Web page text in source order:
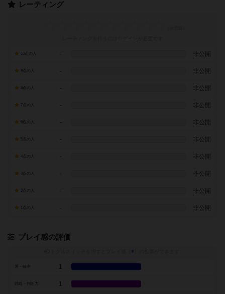
レーティング
- 非公開
- 非公開
- 非公開
7点の人 - 非公開
- 非公開
- 非公開
- 非公開
- 非公開
- 非公開
- 非公開
プレイ感の評価
※
1
戦略・判断力 1